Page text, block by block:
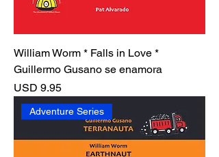
William Worm * Falls in Love *
Guillermo Gusano se enamora
Precio
USD 9.95
Adventure Series